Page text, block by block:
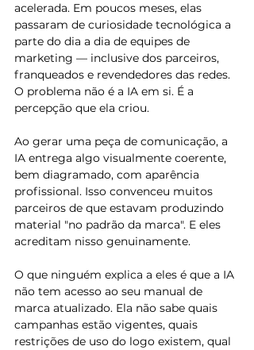
acelerada. Em poucos meses, elas
passaram de curiosidade tecnológica a
parte do dia a dia de equipes de
marketing — inclusive dos parceiros,
franqueados e revendedores das redes.
O problema não é a IA em si. É a
percepção que ela criou.
Ao gerar uma peça de comunicação, a
IA entrega algo visualmente coerente,
bem diagramado, com aparência
profissional. Isso convenceu muitos
parceiros de que estavam produzindo
material "no padrão da marca". E eles
acreditam nisso genuinamente.
O que ninguém explica a eles é que a IA
não tem acesso ao seu manual de
marca atualizado. Ela não sabe quais
campanhas estão vigentes, quais
restrições de uso do logo existem, qual